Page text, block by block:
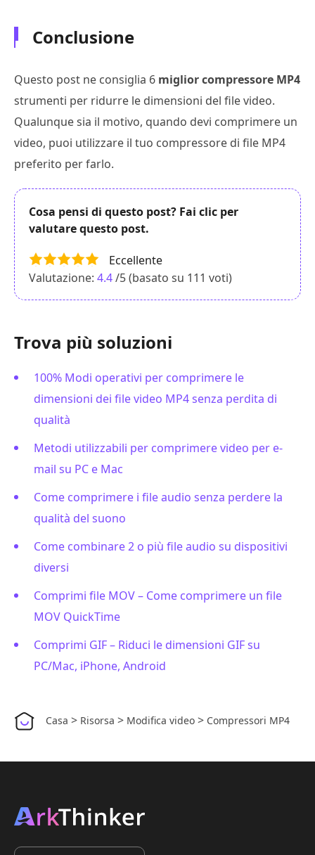
Conclusione
Questo post ne consiglia 6 miglior compressore MP4
strumenti per ridurre le dimensioni del file video.
Qualunque sia il motivo, quando devi comprimere un
video, puoi utilizzare il tuo compressore di file MP4
preferito per farlo.
Cosa pensi di questo post? Fai clic per
valutare questo post.
Eccellente
Valutazione: 4.4/5 (basato su 111 voti)
Trova più soluzioni
100% Modi operativi per comprimere le
dimensioni dei file video MP4 senza perdita di
qualità
Metodi utilizzabili per comprimere video per e-
mail su PC e Mac
Come comprimere i file audio senza perdere la
qualità del suono
Come combinare 2 o più file audio su dispositivi
diversi
Comprimi file MOV – Come comprimere un file
MOV QuickTime
Comprimi GIF – Riduci le dimensioni GIF su
PC/Mac, iPhone, Android
Casa > Risorsa > Modifica video > Compressori MP4